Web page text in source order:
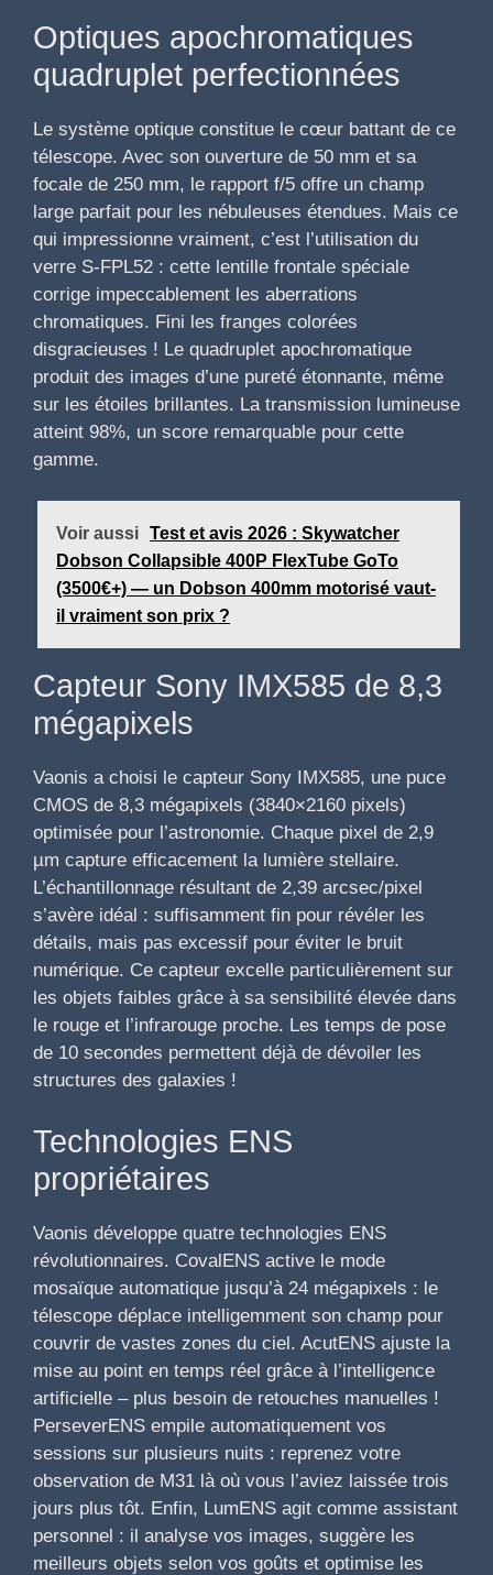
Optiques apochromatiques
quadruplet perfectionnées
Le système optique constitue le cœur battant de ce
télescope. Avec son ouverture de 50 mm et sa
focale de 250 mm, le rapport f/5 offre un champ
large parfait pour les nébuleuses étendues. Mais ce
qui impressionne vraiment, c’est l’utilisation du
verre S-FPL52 : cette lentille frontale spéciale
corrige impeccablement les aberrations
chromatiques. Fini les franges colorées
disgracieuses ! Le quadruplet apochromatique
produit des images d’une pureté étonnante, même
sur les étoiles brillantes. La transmission lumineuse
atteint 98%, un score remarquable pour cette
gamme.
Voir aussi Test et avis 2026 : Skywatcher
Dobson Collapsible 400P FlexTube GoTo
(3500€+) — un Dobson 400mm motorisé vaut-
il vraiment son prix ?
Capteur Sony IMX585 de 8,3
mégapixels
Vaonis a choisi le capteur Sony IMX585, une puce
CMOS de 8,3 mégapixels (3840×2160 pixels)
optimisée pour l’astronomie. Chaque pixel de 2,9
µm capture efficacement la lumière stellaire.
L’échantillonnage résultant de 2,39 arcsec/pixel
s’avère idéal : suffisamment fin pour révéler les
détails, mais pas excessif pour éviter le bruit
numérique. Ce capteur excelle particulièrement sur
les objets faibles grâce à sa sensibilité élevée dans
le rouge et l’infrarouge proche. Les temps de pose
de 10 secondes permettent déjà de dévoiler les
structures des galaxies !
Technologies ENS
propriétaires
Vaonis développe quatre technologies ENS
révolutionnaires. CovalENS active le mode
mosaïque automatique jusqu’à 24 mégapixels : le
télescope déplace intelligemment son champ pour
couvrir de vastes zones du ciel. AcutENS ajuste la
mise au point en temps réel grâce à l’intelligence
artificielle – plus besoin de retouches manuelles !
PerseverENS empile automatiquement vos
sessions sur plusieurs nuits : reprenez votre
observation de M31 là où vous l’aviez laissée trois
jours plus tôt. Enfin, LumENS agit comme assistant
personnel : il analyse vos images, suggère les
meilleurs objets selon vos goûts et optimise les